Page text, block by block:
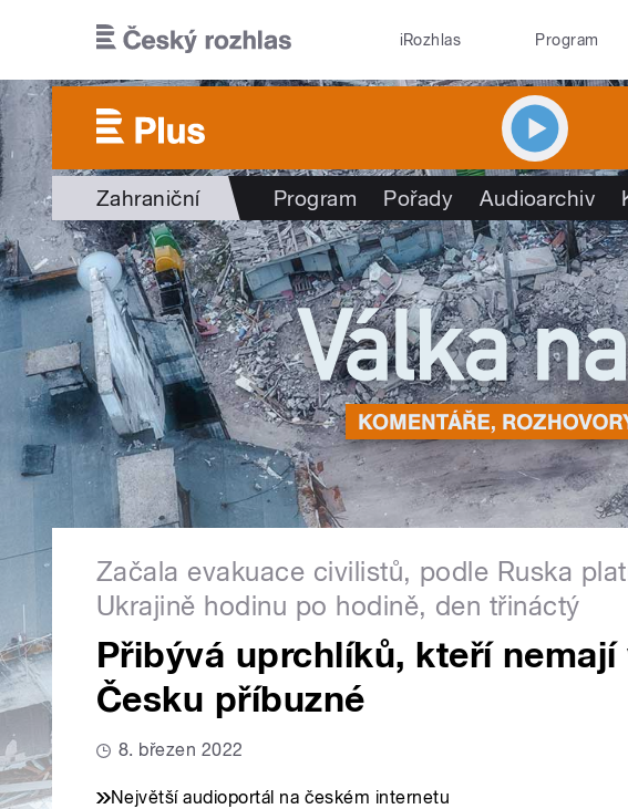
iRozhlas Program
Zahraniční Program Pořady Audioarchiv
Začala evakuace civilistů, podle Ruska
Ukrajině hodinu po hodině, den třináctý
Přibývá uprchlíků, kteří nemají
Česku příbuzné
8. březen 2022
Největší audioportál na českém internetu